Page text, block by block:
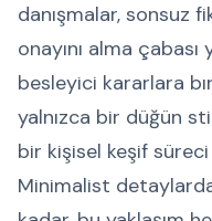
danışmalar, sonsuz
onayını alma
besleyici kararlara
yalnızca bir düğün
bir kişisel keşif
Minimalist